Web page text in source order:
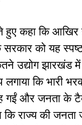
हुए कहा कि
सरकार को यह
उद्योग झारखंड
लगाया कि भारी
गईं और जनता के
राज्य की जनता